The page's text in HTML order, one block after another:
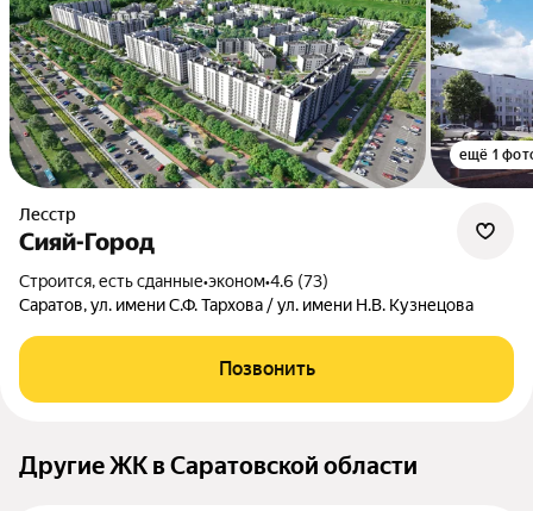
ещё 1
Лесстр
Сияй-Город
Строится, есть сданные•эконом•4.6 (73)
Саратов, ул. имени С.Ф. Тархова / ул. имени Н.В. Кузнецова
Позвонить
Другие ЖК в Саратовской области